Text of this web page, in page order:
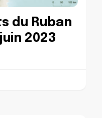
du Ruban
2023